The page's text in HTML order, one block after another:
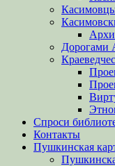
Дорогами
Спроси
Контакты
Пушкинская